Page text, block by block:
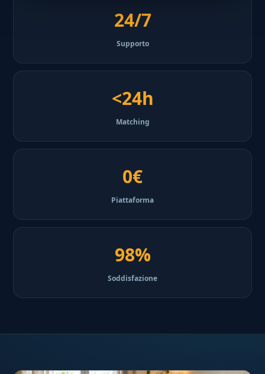
24/7
Supporto
<24h
Matching
0€
Piattaforma
98%
Soddisfazione